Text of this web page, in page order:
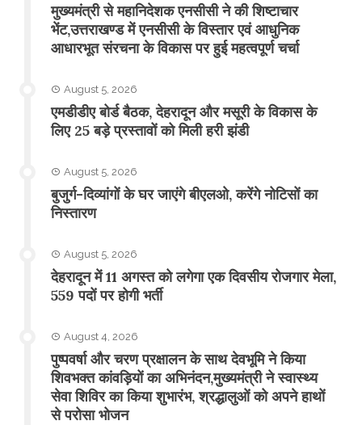
मुख्यमंत्री से महानिदेशक एनसीसी ने की शिष्टाचार
भेंट,उत्तराखण्ड में एनसीसी के विस्तार एवं आधुनिक
आधारभूत संरचना के विकास पर हुई महत्वपूर्ण चर्चा
August 5, 2026
एमडीडीए बोर्ड बैठक, देहरादून और मसूरी के विकास के
लिए 25 बड़े प्रस्तावों को मिली हरी झंडी
August 5, 2026
बुजुर्ग-दिव्यांगों के घर जाएंगे बीएलओ, करेंगे नोटिसों का
निस्तारण
August 5, 2026
​देहरादून में 11 अगस्त को लगेगा एक दिवसीय रोजगार मेला,
559 पदों पर होगी भर्ती
August 4, 2026
पुष्पवर्षा और चरण प्रक्षालन के साथ देवभूमि ने किया
शिवभक्त कांवड़ियों का अभिनंदन,मुख्यमंत्री ने स्वास्थ्य
सेवा शिविर का किया शुभारंभ, श्रद्धालुओं को अपने हाथों
से परोसा भोजन